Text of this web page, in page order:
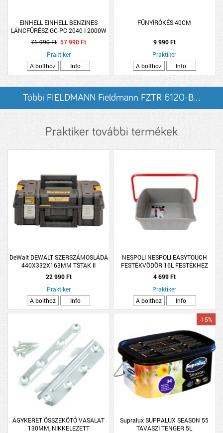
EINHELL EINHELL BENZINES
LÁNCFŰRÉSZ GC-PC 2040 I 2000W
40CM
71 990 Ft 57 990 Ft
Praktiker
A bolthoz
Info
FŰNYÍRÓKÉS 40CM
9 990 Ft
Praktiker
A bolthoz
Info
Többi FIELDMANN Fieldmann FZTR 6120-B...
Praktiker további termékek
DeWalt DEWALT SZERSZÁMOSLÁDA
440X332X163MM TSTAK II
22 990 Ft
Praktiker
A bolthoz
Info
NESPOLI NESPOLI EASYTOUCH
FESTÉKVÖDÖR 16L FESTÉKHEZ
4 699 Ft
Praktiker
A bolthoz
Info
ÁGYKERET ÖSSZEKÖTŐ VASALAT
130MM, NIKKELEZETT
Supralux SUPRALUX SEASON 55
TAVASZI TENGER 5L
-15%